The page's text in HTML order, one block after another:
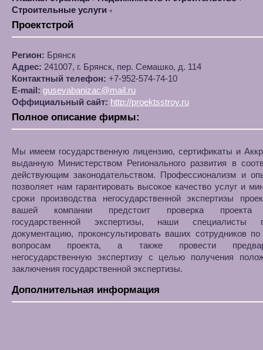
Строительные услуги
Проектстрой
Регион: Брянск
Адрес: 241007, г. Брянск, пер. Семашко, д. 114
Контактный телефон: +7-952-574-74-10
E-mail: gusevabanizac@mail.ru
Оффициальный сайт: http://proektsstroy.ru
Полное описание фирмы:
Мы имеем государственную лицензию, сертификаты и
выданную Министерством Регионального развития в
действующим законодательством. Профессионализм и
позволяет нам гарантировать высокое качество услуг и
сроки производства негосударственной экспертизы
вашей компании предстоит проверка проекта
государственной экспертизы, наши специалисты
документацию, проконсультировать ваших сотрудников
вопросам проекта, а также провести
негосударственную экспертизу с целью получения
заключения государственной экспертизы.
Дополнительная информация